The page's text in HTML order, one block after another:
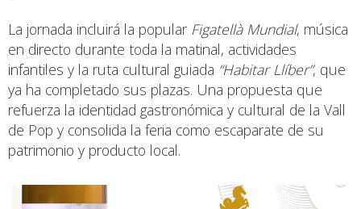
La jornada incluirá la popular Figatellà Mundial, música
en directo durante toda la matinal, actividades
infantiles y la ruta cultural guiada “Habitar Llíber”, que
ya ha completado sus plazas. Una propuesta que
refuerza la identidad gastronómica y cultural de la Vall
de Pop y consolida la feria como escaparate de su
patrimonio y producto local.